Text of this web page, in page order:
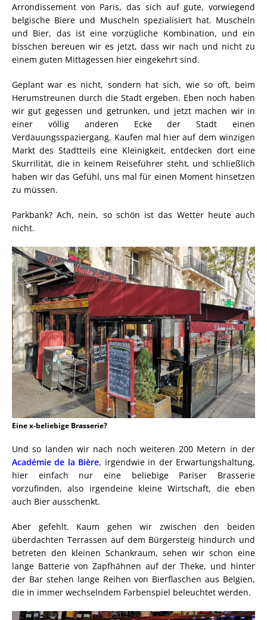
Arrondissement von Paris, das sich auf gute, vorwiegend
belgische Biere und Muscheln spezialisiert hat. Muscheln
und Bier, das ist eine vorzügliche Kombination, und ein
bisschen bereuen wir es jetzt, dass wir nach und nicht zu
einem guten Mittagessen hier eingekehrt sind.
Geplant war es nicht, sondern hat sich, wie so oft, beim
Herumstreunen durch die Stadt ergeben. Eben noch haben
wir gut gegessen und getrunken, und jetzt machen wir in
einer völlig anderen Ecke der Stadt einen
Verdauungsspaziergang. Kaufen mal hier auf dem winzigen
Markt des Stadtteils eine Kleinigkeit, entdecken dort eine
Skurrilität, die in keinem Reiseführer steht, und schließlich
haben wir das Gefühl, uns mal für einen Moment hinsetzen
zu müssen.
Parkbank? Ach, nein, so schön ist das Wetter heute auch
nicht.
Eine x-beliebige Brasserie?
Und so landen wir nach noch weiteren 200 Metern in der
Académie de la Bière, irgendwie in der Erwartungshaltung,
hier einfach nur eine beliebige Pariser Brasserie
vorzufinden, also irgendeine kleine Wirtschaft, die eben
auch Bier ausschenkt.
Aber gefehlt. Kaum gehen wir zwischen den beiden
überdachten Terrassen auf dem Bürgersteig hindurch und
betreten den kleinen Schankraum, sehen wir schon eine
lange Batterie von Zapfhähnen auf der Theke, und hinter
der Bar stehen lange Reihen von Bierflaschen aus Belgien,
die in immer wechselndem Farbenspiel beleuchtet werden.